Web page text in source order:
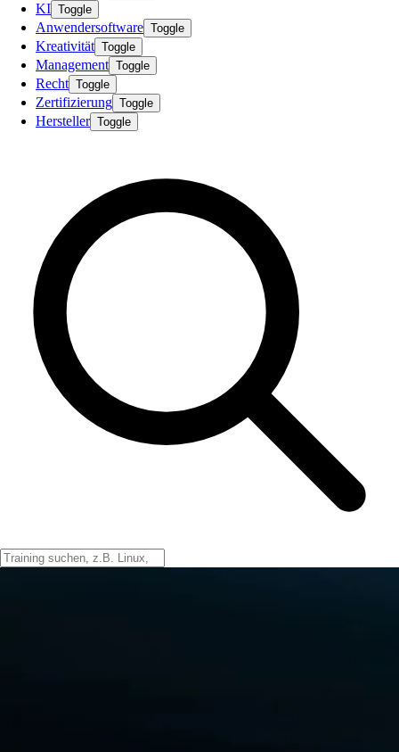
KI Toggle
Anwendersoftware Toggle
Kreativität Toggle
Management Toggle
Recht Toggle
Zertifizierung Toggle
Hersteller Toggle